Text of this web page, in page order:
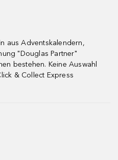
aus Adventskalendern,
"Douglas Partner"
bestehen. Keine Auswahl
& Collect Express